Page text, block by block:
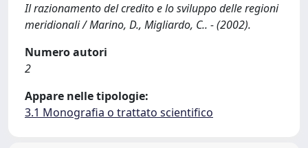
Il razionamento del credito e lo sviluppo delle regioni
meridionali / Marino, D., Migliardo, C.. - (2002).
Numero autori
2
Appare nelle tipologie:
3.1 Monografia o trattato scientifico